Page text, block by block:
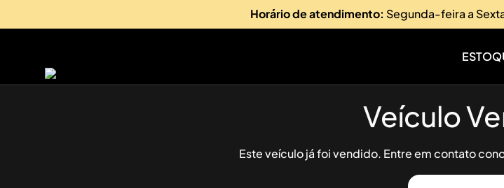
Horário de atendimento: Segunda-feira a
Veículo
Este veículo já foi vendido. Entre em contato